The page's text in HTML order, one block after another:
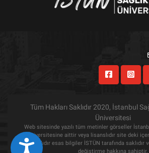
Eri&#351;ilebilirlik
Tüm Hakları Saklıdır 2020, İstanbul
Üniversitesi
Web sitesinde yazılı tüm metinler görseller
Üniversitesine aittir veya lisanslıdır site deki
amaçlıdır esas bilgiler İSTÜN tarafında saklıdır
değiştirme hakkına sahiptir.